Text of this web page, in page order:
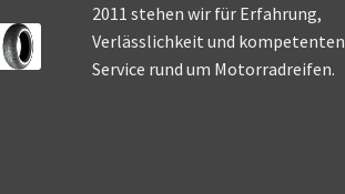
2011 stehen wir für Erfahrung,
Verlässlichkeit und kompetenten
Service rund um Motorradreifen.